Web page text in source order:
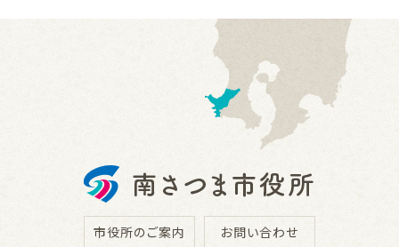
市役所のご案内 お問い合わせ